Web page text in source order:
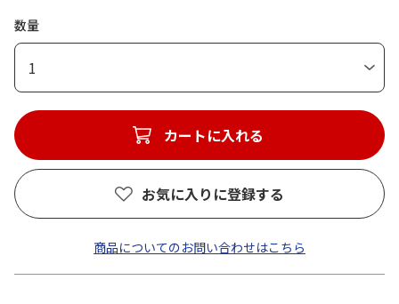
数量
1
カートに入れる
お気に入りに登録する
商品についてのお問い合わせはこちら